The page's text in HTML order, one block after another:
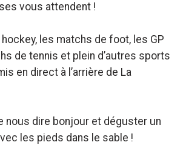
vous attendent !
les matchs de foot, les GP
de tennis et plein d’autres sports
en direct à l’arrière de La
nous dire bonjour et déguster un
les pieds dans le sable !